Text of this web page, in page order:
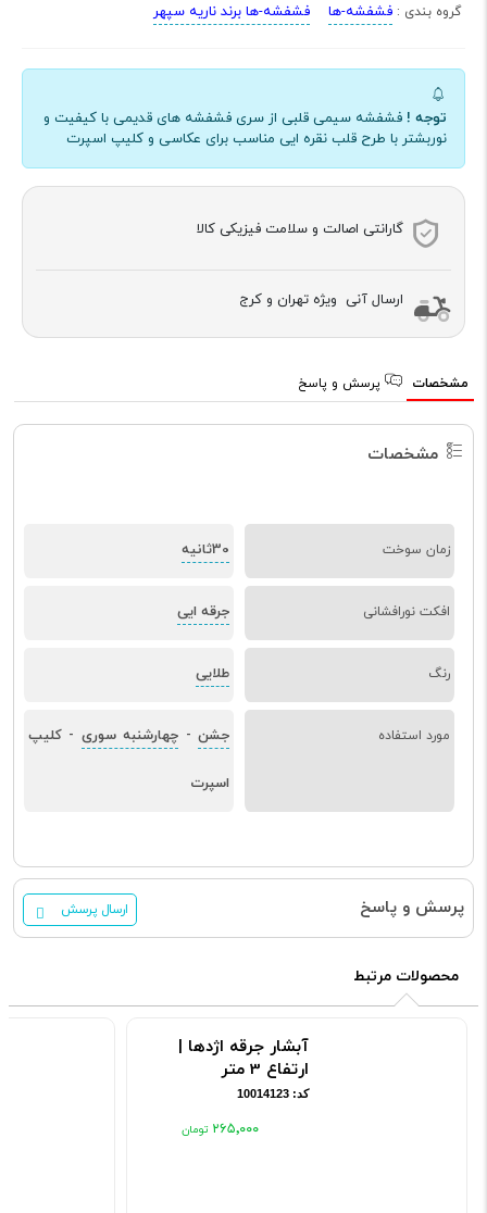
گروه بندی : فشفشه-ها فشفشه-ها برند ناریه سپهر
توجه ! فشفشه سیمی قلبی از سری فشفشه های قدیمی با کیفیت و
نوربشتر با طرح قلب نقره ایی مناسب برای عکاسی و کلیپ اسپرت
گارانتی اصالت و سلامت فیزیکی کالا
ارسال آنی ویژه تهران و کرج
مشخصات پرسش و پاسخ
مشخصات
زمان سوخت 30ثانیه
افکت نورافشانی جرقه ایی
رنگ طلایی
مورد استفاده جشن- چهارشنبه سوری - کلیپ
اسپرت
پرسش و پاسخ ارسال پرسش
محصولات مرتبط
آبشار جرقه اژدها |
ارتفاع 3 متر
کد: 10014123
۲۶۵٬۰۰۰